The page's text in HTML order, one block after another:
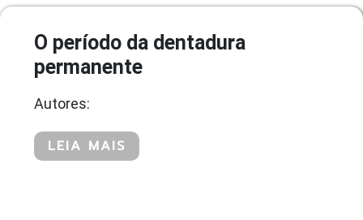
O período da dentadura
permanente
Autores:
LEIA MAIS